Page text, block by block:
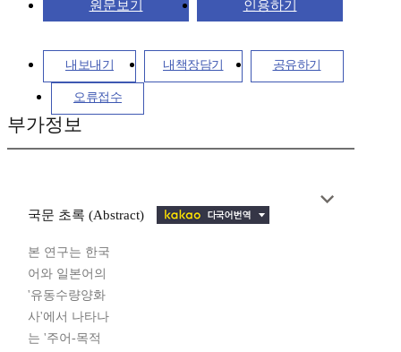
원문보기 인용하기
내보내기 내책장담기 공유하기
오류접수
부가정보
국문 초록 (Abstract)
본 연구는 한국
어와 일본어의
'유동수량양화
사'에서 나타나
는 '주어-목적